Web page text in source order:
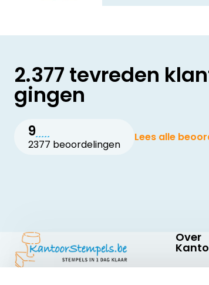
2.377 tevreden
gingen
9
2377 beoordelingen
Lees alle
Over